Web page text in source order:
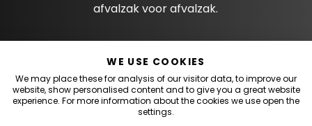
afvalzak voor afvalzak.
https://www.vuilnisoproer.nl/vuilnisoproer
WE USE COOKIES
We may place these for analysis of our visitor data, to improve our
website, show personalised content and to give you a great website
experience. For more information about the cookies we use open the
settings.